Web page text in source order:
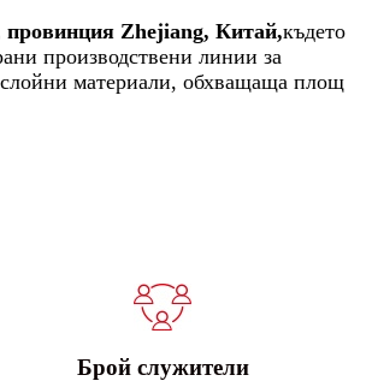
Zhejiang, Китай,където
производствени линии за
материали, обхващаща площ
Брой служители